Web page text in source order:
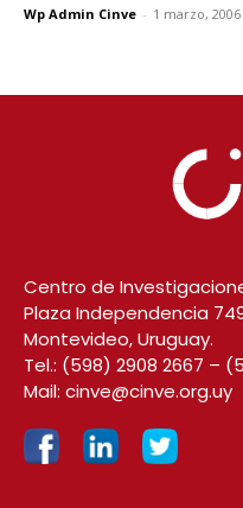
Wp Admin Cinve - 1 marzo, 2006
Centro de
Plaza Independencia 749
Montevideo, Uruguay.
Tel.: (598) 2908 2667 –
Mail: cinve@cinve.org.uy